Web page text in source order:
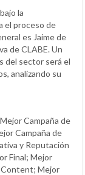
la
el proceso de
es Jaime de
de CLABE. Un
del sector será el
analizando su
Campaña de
Campaña de
y Reputación
Final; Mejor
Content; Mejor